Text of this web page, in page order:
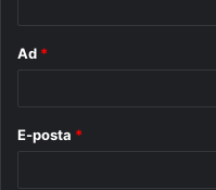
Ad *
E-posta *